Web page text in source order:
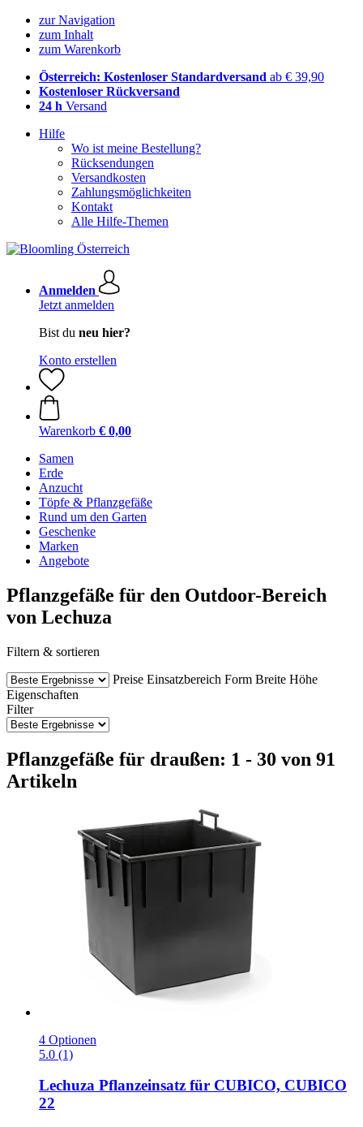
zur Navigation
zum Inhalt
zum Warenkorb
Österreich: Kostenloser Standardversand ab € 39,90
Kostenloser Rückversand
24 h Versand
Hilfe
Wo ist meine Bestellung?
Rücksendungen
Versandkosten
Zahlungsmöglichkeiten
Kontakt
Alle Hilfe-Themen
Anmelden
Jetzt anmelden
Bist du neu hier?
Konto erstellen
Warenkorb € 0,00
Samen
Erde
Anzucht
Töpfe & Pflanzgefäße
Rund um den Garten
Geschenke
Marken
Angebote
Pflanzgefäße für den Outdoor-Bereich
von Lechuza
Filtern & sortieren
Preise Einsatzbereich Form Breite Höhe
Eigenschaften
Filter
Pflanzgefäße für draußen: 1 - 30 von 91
Artikeln
4 Optionen
5.0 (1)
Lechuza Pflanzeinsatz für CUBICO, CUBICO
22